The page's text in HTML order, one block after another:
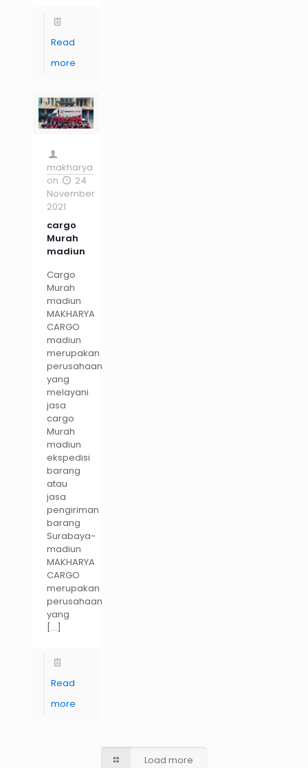
Read
more
makharya
on
24
November
2021
cargo
Murah
madiun
Cargo
Murah
madiun
MAKHARYA
CARGO
madiun
merupakan
perusahaan
yang
melayani
jasa
cargo
Murah
madiun
ekspedisi
barang
atau
jasa
pengiriman
barang
Surabaya-
madiun
MAKHARYA
CARGO
merupakan
perusahaan
yang
[…]
Read
more
Load more